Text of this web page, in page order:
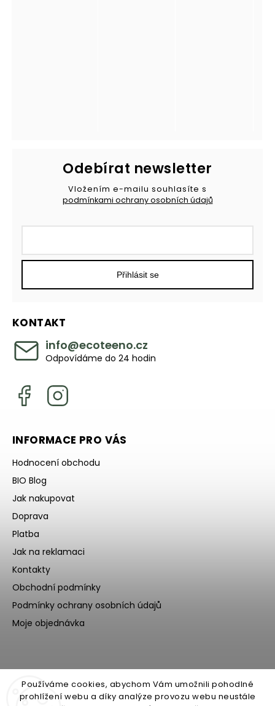
Používáme cookies, abychom Vám umožnili pohodlné
prohlížení webu a díky analýze provozu webu neustále
KONTAKT
info@ecoteeno.cz
Odpovídáme do 24 hodin
Odebírat newsletter
Vložením e-mailu souhlasíte s
podmínkami ochrany osobních údajů
Přihlásit se
INFORMACE PRO VÁS
Hodnocení obchodu
BIO Blog
Jak nakupovat
Doprava
Platba
Jak na reklamaci
Kontakty
Obchodní podmínky
Podmínky ochrany osobních údajů
Moje objednávka